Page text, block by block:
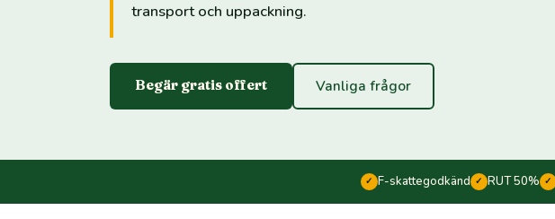
transport och uppackning.
Begär gratis offert Vanliga frågor
✓ F-skattegodkänd ✓ RUT 50% ✓